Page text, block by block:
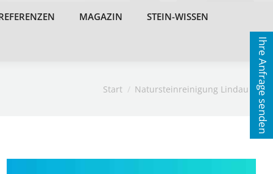
MAGAZIN STEIN-WISSEN
Sie befinden sich hier:
Start Natursteinreinigung Lindau Ihre Anfrage senden